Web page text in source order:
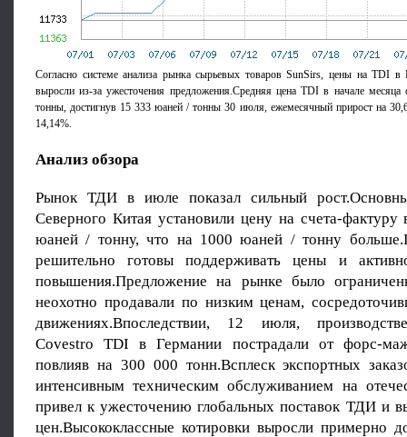
Согласно системе анализа рынка сырьевых товаров SunSirs, цены на TDI
выросли из-за ужесточения предложения.Средняя цена TDI в начале
тонны, достигнув 15 333 юаней / тонны 30 июля, ежемесячный прирост на
14,14%.
Анализ обзора
Рынок ТДИ в июле показал сильный
Северного Китая установили цену на счета-
юаней / тонну, что на 1000 юаней / тонну
решительно готовы поддерживать цены и
повышения.Предложение на рынке было
неохотно продавали по низким ценам,
движениях.Впоследствии, 12 июля,
Covestro TDI в Германии пострадали от форс-
повлияв на 300 000 тонн.Всплеск экспортных
интенсивным техническим обслуживанием на
привел к ужесточению глобальных поставок ТДИ и
цен.Высококлассные котировки выросли примерно